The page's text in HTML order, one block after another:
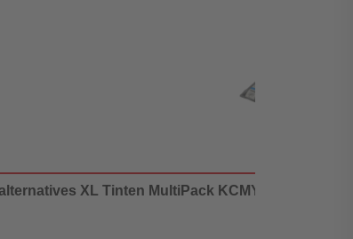
XL Tinten MultiPack KCMY 1x 860 ml |